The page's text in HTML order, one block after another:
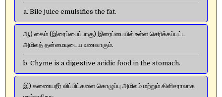
a. Bile juice emulsifies the fat.
ஆ) கைம் (இரைப்பைப்பாகு) இரைப்பையில் உள்ள செரிக்கப்பட்ட
அமிலத் தன்மையுடைய உணவாகும்.
b. Chyme is a digestive acidic food in the stomach.
இ) கணையநீர் லிப்பிட்களை கொழுப்பு அமிலம் மற்றும் கிளிசராலாக